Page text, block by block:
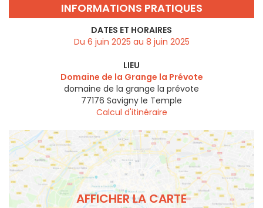
INFORMATIONS PRATIQUES
DATES ET HORAIRES
Du 6 juin 2025 au 8 juin 2025
LIEU
Domaine de la Grange la Prévote
domaine de la grange la prévote
77176 Savigny le Temple
Calcul d'itinéraire
AFFICHER LA CARTE